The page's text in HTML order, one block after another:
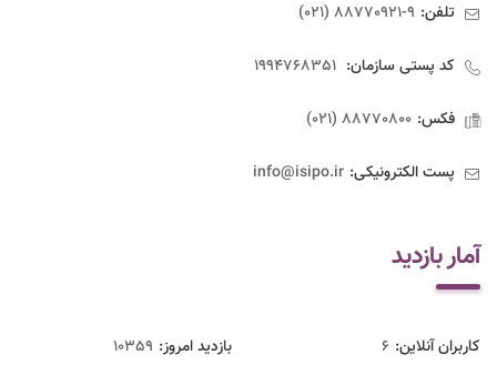
تلفن: 9-88770921 (021)
کد پستی سازمان:
فکس: 88770800 (021)
پست الکترونیکی: info@isipo.ir
آمار بازدید
کاربران آنلاین: 6 بازدید امروز: 10359